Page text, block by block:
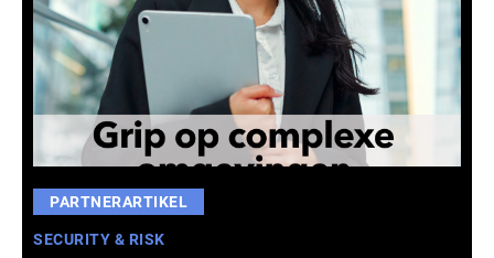
PARTNERARTIKEL
SECURITY & RISK